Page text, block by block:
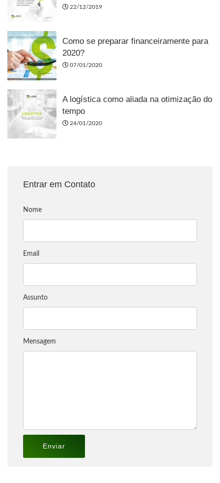
22/12/2019
Como se preparar financeiramente para
2020?
07/01/2020
A logística como aliada na otimização do
tempo
24/01/2020
Entrar em Contato
Nome
Email
Assunto
Mensagem